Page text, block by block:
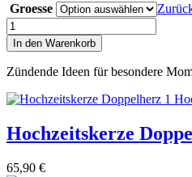
Groesse
Hochzeitskerze
Modernes
Herz
Menge
In den Warenkorb
Zündende Ideen für besondere
Hochzeitskerze
65,90 €